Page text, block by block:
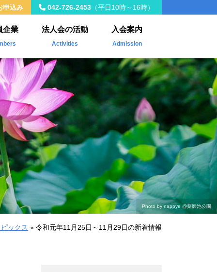
企業
会員
業
法人会の活動
Activities
年間事業計画
税制改正
社会貢献活動
Kawasemi
ザ・青年タイムス
会員交流・研修会
入会案内
Admission
申込み 042-726-2453 （平日10時～16時）
Photo by nappye@薬師池公園
ックス » 令和元年11月25日～11月29日の新着情報